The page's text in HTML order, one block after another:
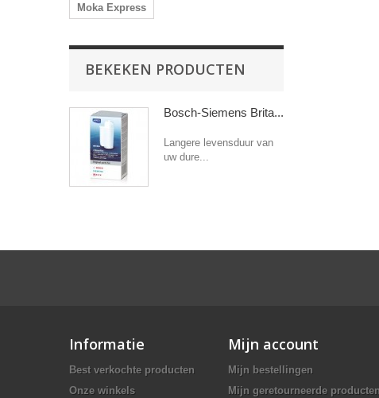
Moka Express
BEKEKEN PRODUCTEN
Bosch-Siemens Brita...
Langere levensduur van
uw dure...
Informatie
Best verkochte producten
Onze winkels
Mijn account
Mijn bestellingen
Mijn geretourneerde producten